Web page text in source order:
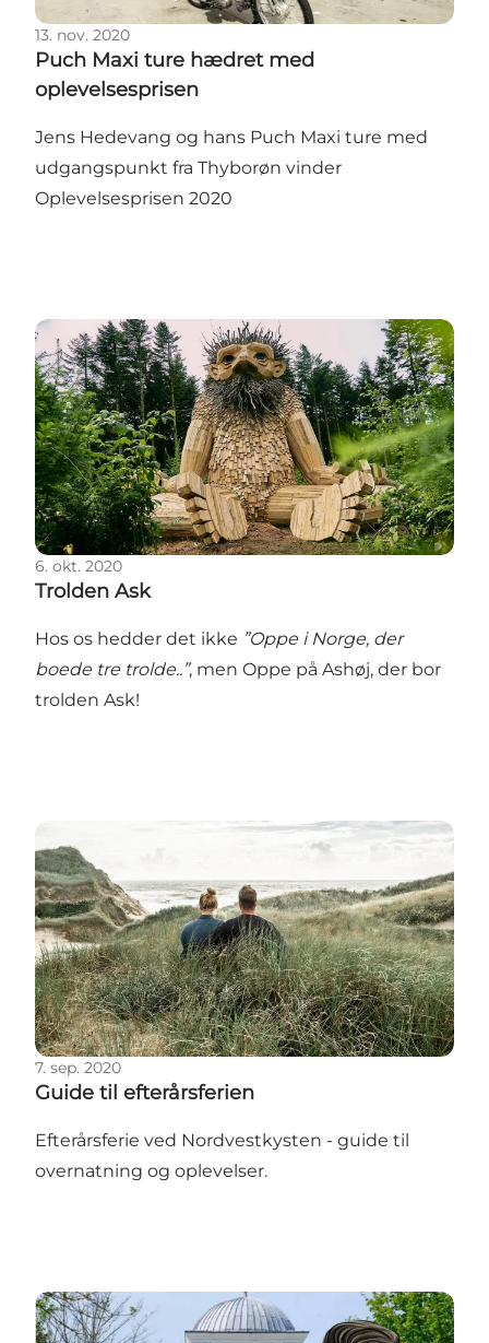
13. nov. 2020
Puch Maxi ture hædret med
oplevelsesprisen
Jens Hedevang og hans Puch Maxi ture med
udgangspunkt fra Thyborøn vinder
Oplevelsesprisen 2020
Trolden Ask
6. okt. 2020
Trolden Ask
Hos os hedder det ikke ”Oppe i Norge, der
boede tre trolde..”, men Oppe på Ashøj, der bor
trolden Ask!
7. sep. 2020
Guide til efterårsferien
Efterårsferie ved Nordvestkysten - guide til
overnatning og oplevelser.
Mysteriet på herregården – lancering af ny app